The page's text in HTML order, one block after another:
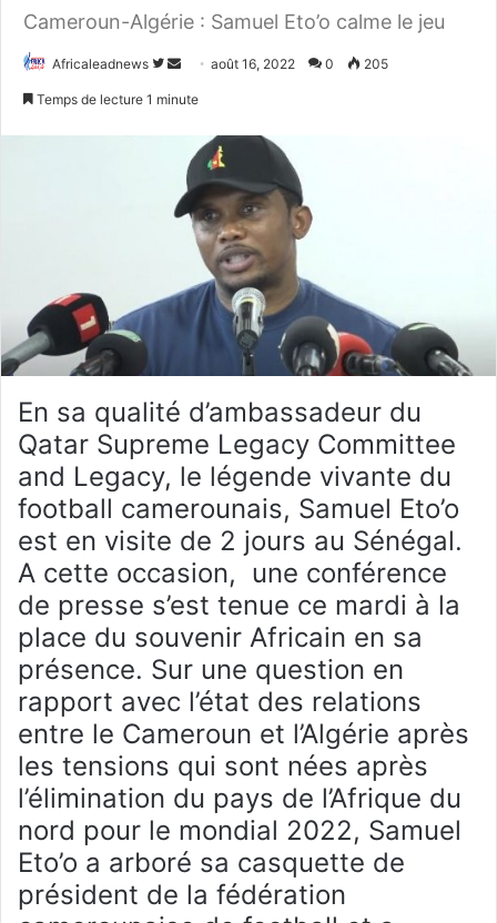
Cameroun-Algérie : Samuel Eto’o calme le jeu
Africaleadnews
S
u
T
t
e
y
e
c
i
e
l
août 16, 2022 0 205
Temps de lecture 1 minute
En sa qualité d’ambassadeur du
Qatar Supreme Legacy Committee
and Legacy, le légende vivante du
football camerounais, Samuel Eto’o
est en visite de 2 jours au Sénégal.
A cette occasion, une conférence
de presse s’est tenue ce mardi à la
place du souvenir Africain en sa
présence. Sur une question en
rapport avec l’état des relations
entre le Cameroun et l’Algérie après
les tensions qui sont nées après
l’élimination du pays de l’Afrique du
nord pour le mondial 2022, Samuel
Eto’o a arboré sa casquette de
président de la fédération